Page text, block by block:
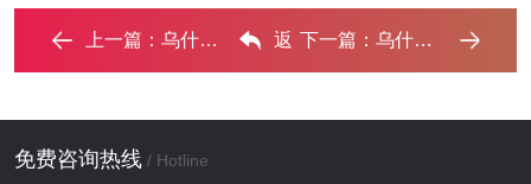
上一篇： 乌什汽车抵押贷款办理流程，乌什车抵贷需要什么条件? ...‌ 返 下一篇：乌什汽车抵押借款的额度如何确定？‌
免费咨询热线 / Hotline